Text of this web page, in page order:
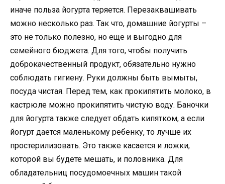
иначе польза йогурта теряется. Перезаквашивать
можно несколько раз. Так что, домашние йогурты –
это не только полезно, но еще и выгодно для
семейного бюджета. Для того, чтобы получить
доброкачественный продукт, обязательно нужно
соблюдать гигиену. Руки должны быть вымыты,
посуда чистая. Перед тем, как прокипятить молоко, в
кастрюле можно прокипятить чистую воду. Баночки
для йогурта также следует обдать кипятком, а если
йогурт дается маленькому ребенку, то лучше их
простерилизовать. Это также касается и ложки,
которой вы будете мешать, и половника. Для
обладательниц посудомоечных машин такой